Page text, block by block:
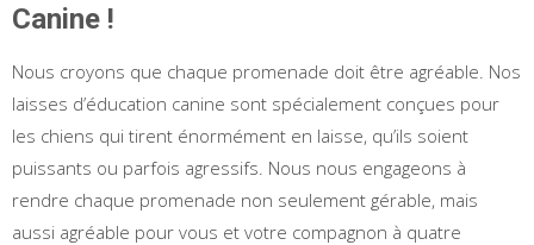
Canine !
Nous croyons que chaque promenade doit être agréable. Nos
laisses d’éducation canine sont spécialement conçues pour
les chiens qui tirent énormément en laisse, qu’ils soient
puissants ou parfois agressifs. Nous nous engageons à
rendre chaque promenade non seulement gérable, mais
aussi agréable pour vous et votre compagnon à quatre